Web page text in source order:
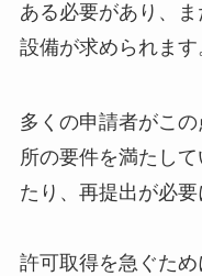
ある必要があり、
設備が求められます
多くの申請者がこ
所の要件を満たし
たり、再提出が必要
許可取得を急ぐた